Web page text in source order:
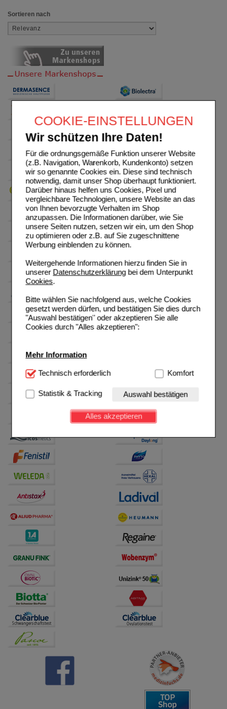
COOKIE-EINSTELLUNGEN
Wir schützen Ihre Daten!
Für die ordnungsgemäße Funktion unserer Website
(z.B. Navigation, Warenkorb, Kundenkonto) setzen
wir so genannte Cookies ein. Diese sind technisch
notwendig, damit unser Shop überhaupt funktioniert.
Darüber hinaus helfen uns Cookies, Pixel und
vergleichbare Technologien, unsere Website an das
von Ihnen bevorzugte Verhalten im Shop
anzupassen. Die Informationen darüber, wie Sie
unsere Seiten nutzen, setzen wir ein, um den Shop
zu optimieren oder z.B. auf Sie zugeschnittene
Werbung einblenden zu können.
Weitergehende Informationen hierzu finden Sie in
unserer Datenschutzerklärungbei dem Unterpunkt
Cookies.
Bitte wählen Sie nachfolgend aus, welche Cookies
gesetzt werden dürfen, und bestätigen Sie dies durch
"Auswahl bestätigen" oder akzeptieren Sie alle
Cookies durch "Alles akzeptieren":
Mehr Information
Technisch Notwendig:Hierbei handelt es sich um
Website notwendig sind (z.B. Navigation, Warenkorb,
Kundenkonto), weshalb auf diese nicht verzichtet
werden kann.
Einkaufserlebnis noch ansprechender zu gestalten,
Besuchers oder unsere Seite an bevorzugte
Verhaltensweisen (z.B. Spracheinstellung)
anzupassen. Komfort-Cookies ermöglichen es uns
auch auf Ihre Bedürfnisse zugeschrittene Inhalte
anzuzeigen und unser Partnerprogramm zu
betreiben.
Statistik & Tracking:
Hierüber lassen sich
Informationen über die Art und Weise der Nutzung
unserer Website sammeln, mit deren Hilfe wir unsere
Website weiter für Sie optimieren können, den Inhalt
auf unserer Website aber auch die Werbung auf
Drittseiten möglichst relevant für Sie zu gestalten.
Bitte beachten Sie, dass Daten hierfür teilweise an
Dritte wie z.B. Google oder soziale Medien
übertragen werden.
Technisch erforderlich Komfort
Statistik & Tracking Auswahl bestätigen
Alles akzeptieren
Sortieren nach